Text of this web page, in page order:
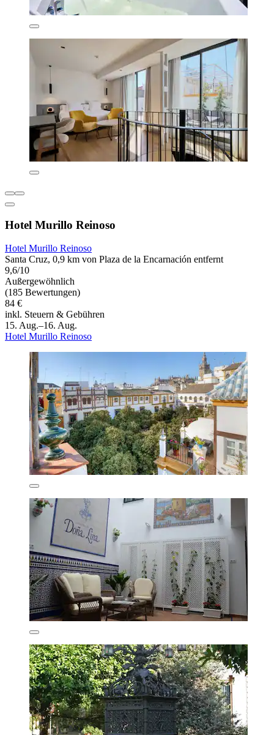
Hotel Murillo Reinoso
Hotel Murillo Reinoso
Santa Cruz, 0,9 km von Plaza de la Encarnación entfernt
9,6/10
Außergewöhnlich
(185 Bewertungen)
84 €
inkl. Steuern & Gebühren
15. Aug.–16. Aug.
Hotel Murillo Reinoso